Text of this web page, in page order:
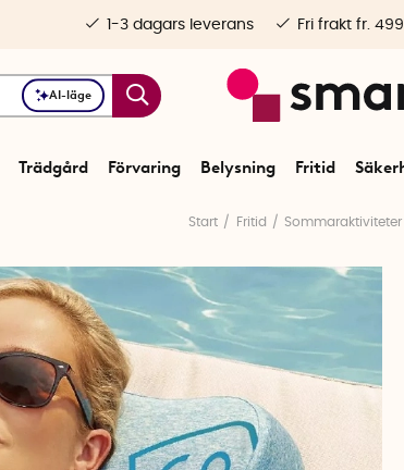
AI-läge
Trädgård Förvaring Belysning Fritid
1-3 dagars leverans Fri frakt fr.
Start Fritid Sommaraktiviteter